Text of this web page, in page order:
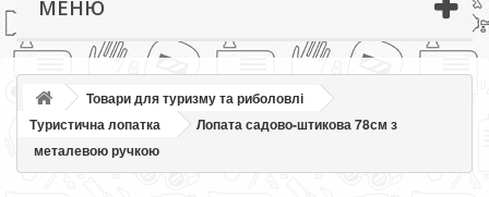
МЕНЮ
Товари для туризму та риболовлі
Туристична лопатка
Лопата садово-штикова 78см з
металевою ручкою